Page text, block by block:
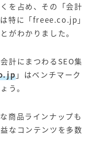
を占め、その「会計
特に「freee.co.jp」
がわかりました。
計にまつわるSEO集
」はベンチマーク
う。
商品ラインナップも
なコンテンツを多数